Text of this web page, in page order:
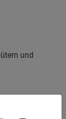
und